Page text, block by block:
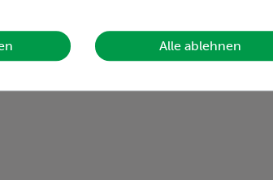
dar unter Benutzung der Dämpfungswerte aus A.
Drehpendel und der stimulierenden, externen
Alle ablehnen